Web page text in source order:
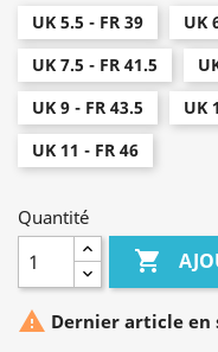
UK 5.5 - FR 39 UK
UK 7.5 - FR 41.5
UK 9 - FR 43.5
UK
UK 11 - FR 46
Quantité

 Dernier article en